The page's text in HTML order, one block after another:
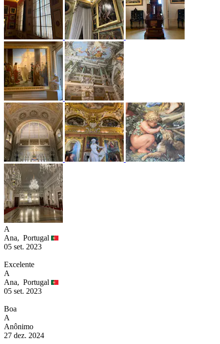
A
Ana, Portugal
05 set. 2023
Excelente
A
Ana, Portugal
05 set. 2023
Boa
A
Anônimo
27 dez. 2024